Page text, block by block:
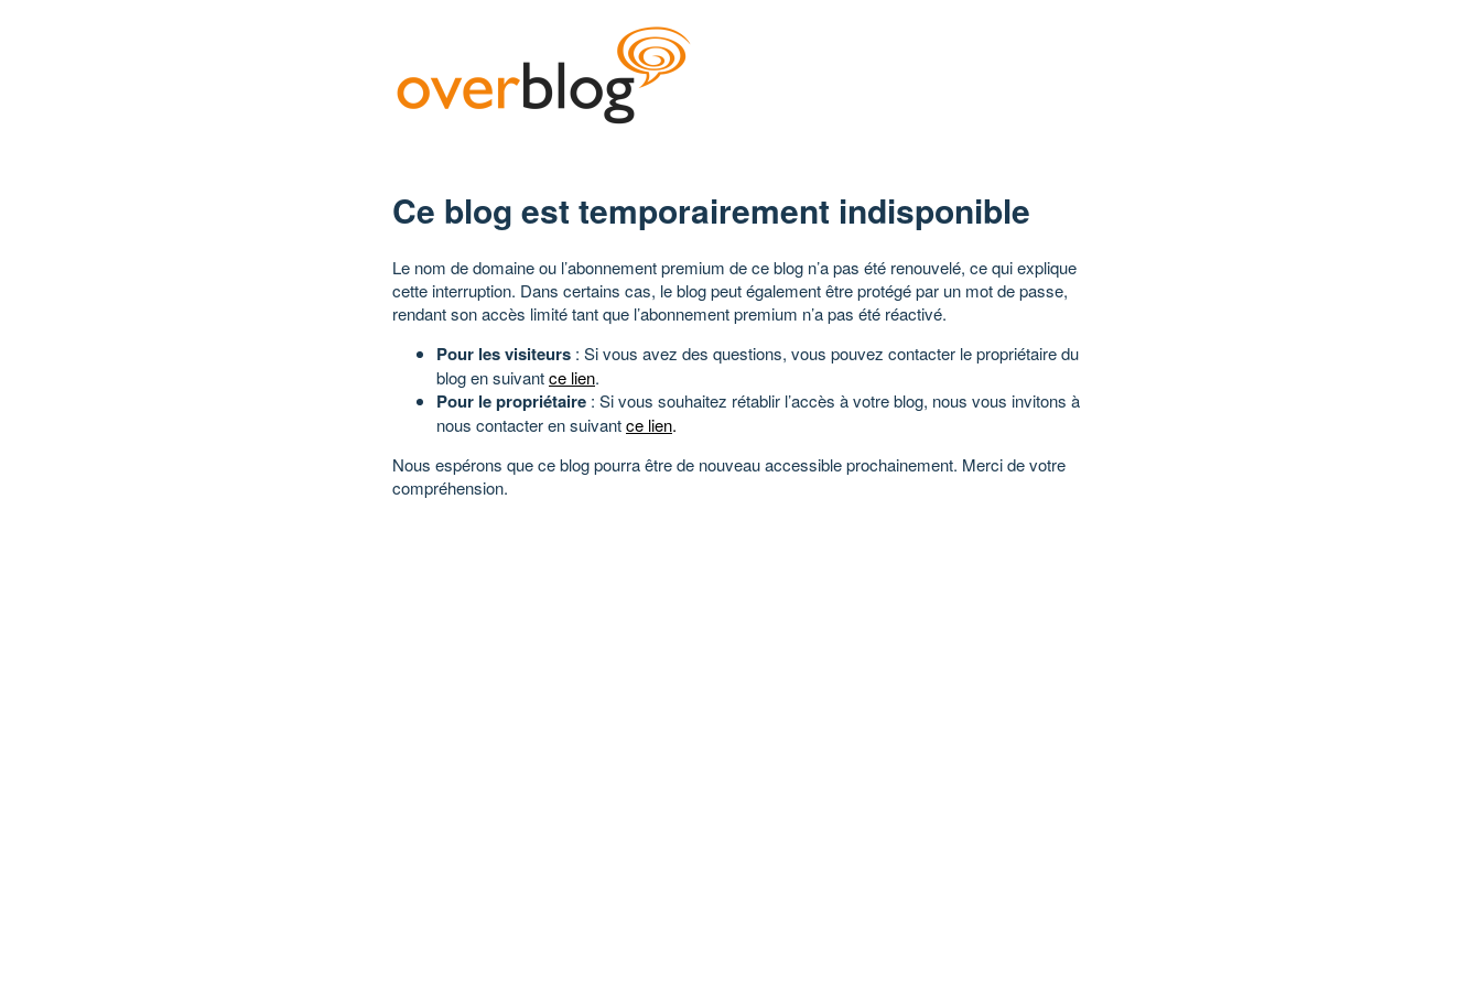
Ce blog est temporairement indisponible
Le nom de domaine ou l’abonnement premium de ce blog n’a pas été renouvelé, ce qui explique
cette interruption. Dans certains cas, le blog peut également être protégé par un mot de passe,
rendant son accès limité tant que l’abonnement premium n’a pas été réactivé.
Pour les visiteurs : Si vous avez des questions, vous pouvez contacter le propriétaire du
blog en suivantce lien.
Pour le propriétaire : Si vous souhaitez rétablir l’accès à votre blog, nous vous invitons à
nous contacter en suivantce lien.
Nous espérons que ce blog pourra être de nouveau accessible prochainement. Merci de votre
compréhension.